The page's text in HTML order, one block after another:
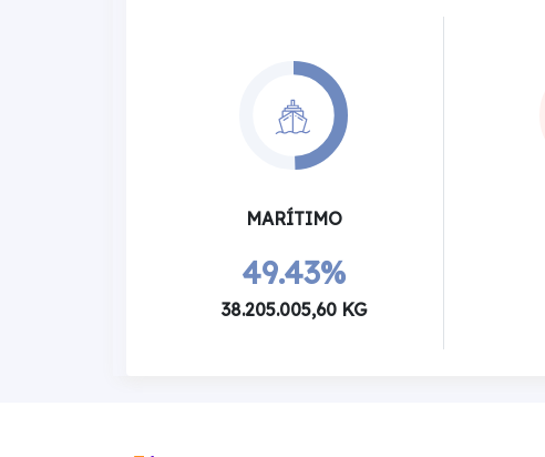
MARÍTIMO
49.43%
38.205.005,60 KG